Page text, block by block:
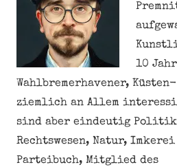
10
Wahlbremerhavener,
ziemlich an Allem
sind aber eindeutig
Rechtswesen, Natur,
Parteibuch, Mitglied des